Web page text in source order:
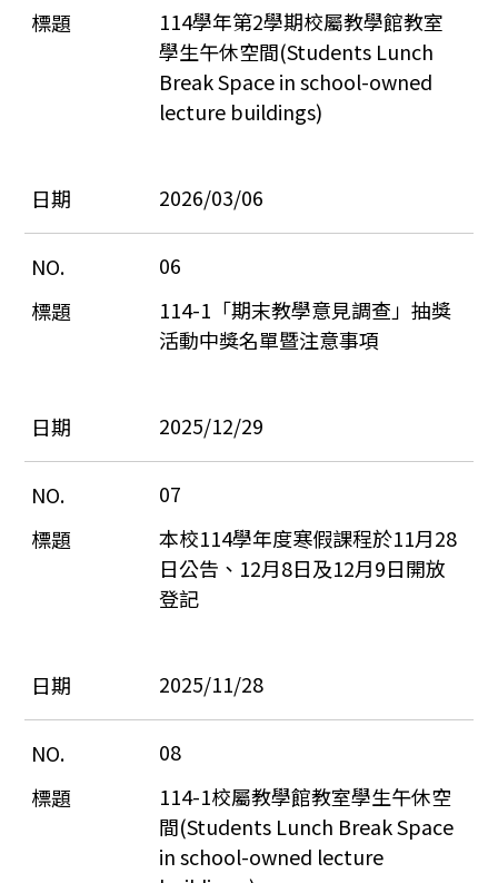
114學年第2學期校屬教學館教室
學生午休空間(Students Lunch
Break Space in school-owned
lecture buildings)
2026/03/06
06
114-1「期末教學意見調查」抽獎
活動中獎名單暨注意事項
2025/12/29
07
本校114學年度寒假課程於11月28
日公告、12月8日及12月9日開放
登記
2025/11/28
08
114-1校屬教學館教室學生午休空
間(Students Lunch Break Space
in school-owned lecture